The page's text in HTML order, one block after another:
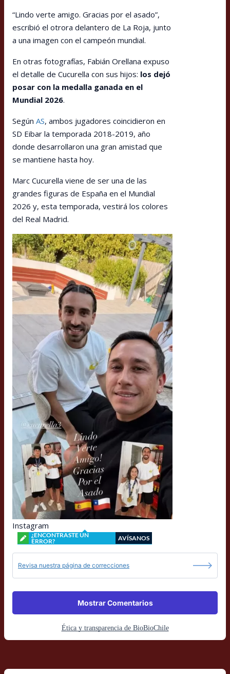
“Lindo verte amigo. Gracias por el asado”,
escribió el otrora delantero de La Roja, junto
a una imagen con el campeón mundial.
En otras fotografías, Fabián Orellana expuso
el detalle de Cucurella con sus hijos: los dejó
posar con la medalla ganada en el
Mundial 2026.
Según AS, ambos jugadores coincidieron en
SD Eibar la temporada 2018-2019, año
donde desarrollaron una gran amistad que
se mantiene hasta hoy.
Marc Cucurella viene de ser una de las
grandes figuras de España en el Mundial
2026 y, esta temporada, vestirá los colores
del Real Madrid.
Instagram
¿ENCONTRASTE UN
ERROR?
AVÍSANOS
Revisa nuestra página de correcciones
Mostrar Comentarios
Ética y transparencia de BioBioChile